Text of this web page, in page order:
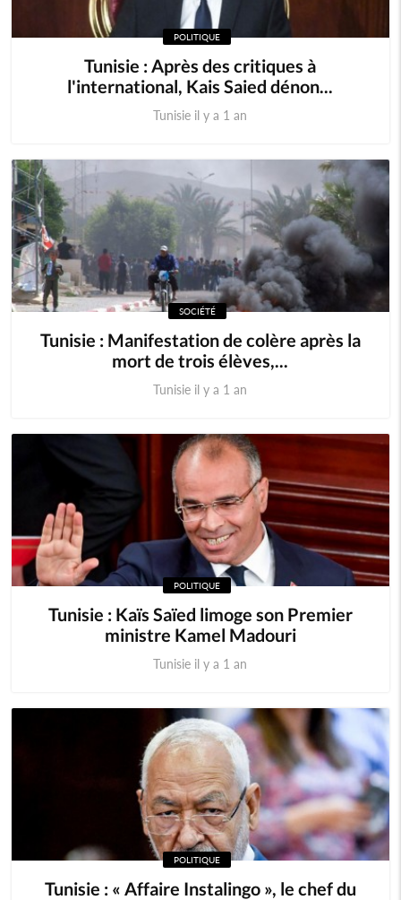
POLITIQUE
Tunisie : Après des critiques à
l'international, Kais Saied dénon...
Tunisie il y a 1 an
SOCIÉTÉ
Tunisie : Manifestation de colère après la
mort de trois élèves,...
Tunisie il y a 1 an
POLITIQUE
Tunisie : Kaïs Saïed limoge son Premier
ministre Kamel Madouri
Tunisie il y a 1 an
POLITIQUE
Tunisie : « Affaire Instalingo », le chef du